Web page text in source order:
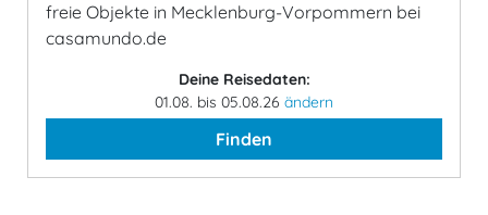
freie Objekte in Mecklenburg-Vorpommern bei
casamundo.de
Deine Reisedaten:
01.08. bis 05.08.26 ändern
Finden